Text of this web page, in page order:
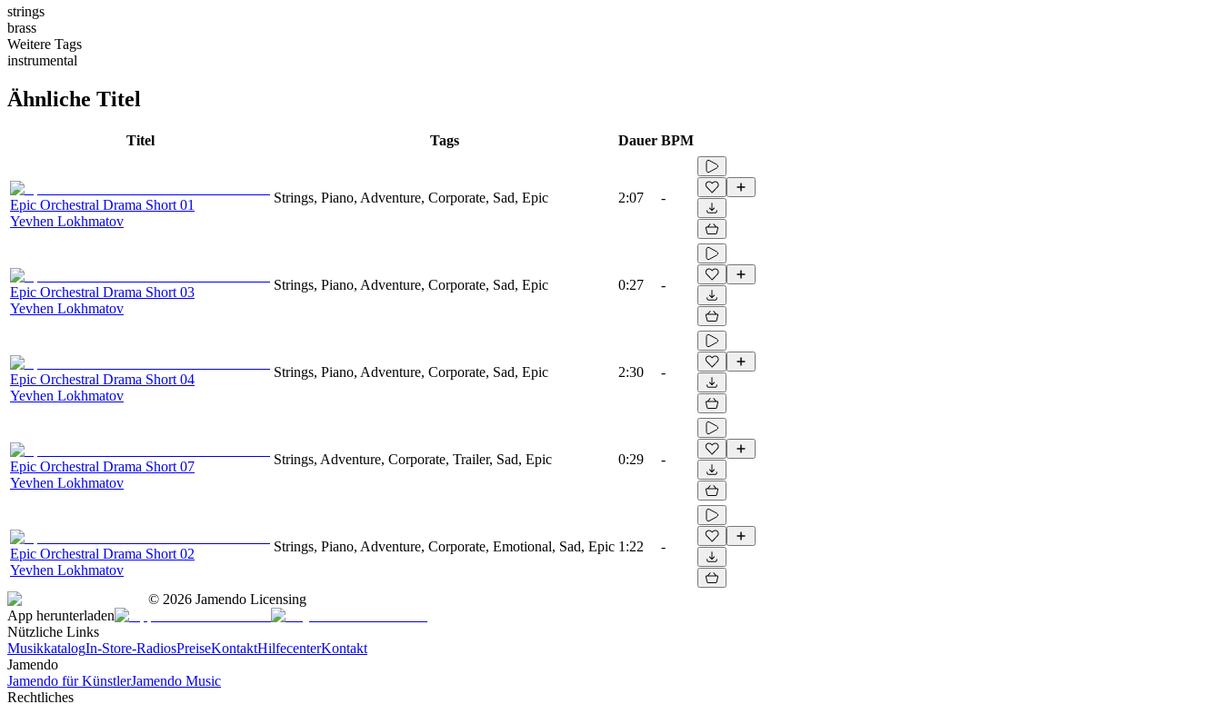
strings
brass
Weitere Tags
instrumental
Ähnliche Titel
Titel Tags Dauer BPM
Epic Orchestral Drama Short 01
Yevhen Lokhmatov
Strings, Piano, Adventure, Corporate, Sad, Epic 2:07 -
Epic Orchestral Drama Short 03
Yevhen Lokhmatov
Strings, Piano, Adventure, Corporate, Sad, Epic 0:27 -
Epic Orchestral Drama Short 04
Yevhen Lokhmatov
Strings, Piano, Adventure, Corporate, Sad, Epic 2:30 -
Epic Orchestral Drama Short 07
Yevhen Lokhmatov
Strings, Adventure, Corporate, Trailer, Sad, Epic 0:29 -
Epic Orchestral Drama Short 02
Yevhen Lokhmatov
Strings, Piano, Adventure, Corporate, Emotional, Sad, Epic 1:22 -
© 2026 Jamendo Licensing
App herunterladen
Nützliche Links
MusikkatalogIn-Store-RadiosPreiseKontaktHilfecenterKontakt
Jamendo
Jamendo für KünstlerJamendo Music
Rechtliches